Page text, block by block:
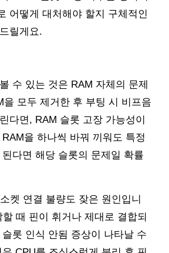
어떻게 대처해야 할지 구체적인
릴게요.
수 있는 것은 RAM 자체의 문제
을 모두 제거한 후 부팅 시 비프음
다면, RAM 슬롯 고장 가능성이
을 하나씩 바꿔 끼워도 특정
다면 해당 슬롯의 문제일 확률
켓 연결 불량도 잦은 원인입니
때 핀이 휘거나 제대로 결합되
롯 인식 안됨 증상이 나타날 수